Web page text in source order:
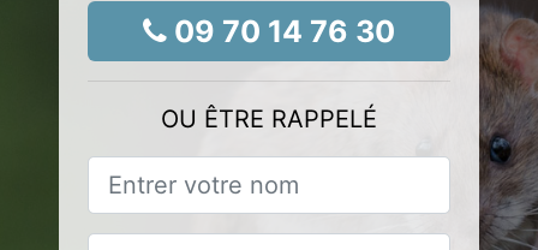
09 70 14 76 30
OU ÊTRE RAPPELÉ